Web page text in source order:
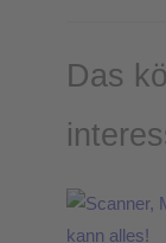
Das